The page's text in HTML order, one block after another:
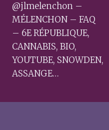
@jlmelenchon –
MÉLENCHON – FAQ
– 6E RÉPUBLIQUE,
CANNABIS, BIO,
YOUTUBE, SNOWDEN,
ASSANGE…